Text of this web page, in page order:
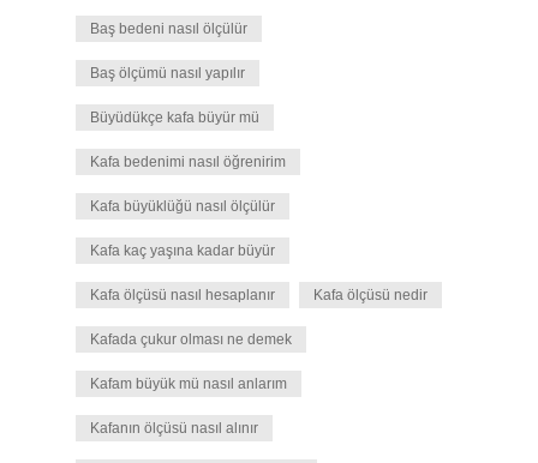
Baş bedeni nasıl ölçülür
Baş ölçümü nasıl yapılır
Büyüdükçe kafa büyür mü
Kafa bedenimi nasıl öğrenirim
Kafa büyüklüğü nasıl ölçülür
Kafa kaç yaşına kadar büyür
Kafa ölçüsü nasıl hesaplanır Kafa ölçüsü nedir
Kafada çukur olması ne demek
Kafam büyük mü nasıl anlarım
Kafanın ölçüsü nasıl alınır